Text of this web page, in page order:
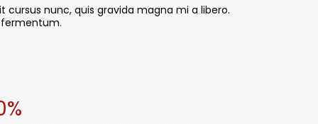
nunc, quis gravida magna mi a libero.
fermentum.